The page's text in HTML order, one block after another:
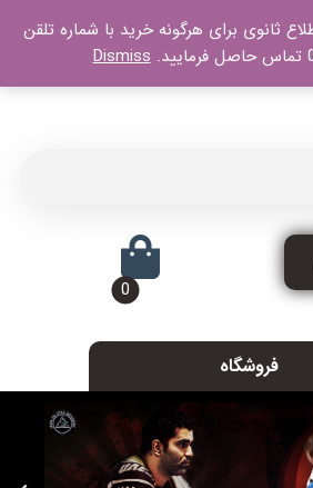
فروشگاه
ثانوی برای هرگونه خرید با شماره تلقن
Dismiss